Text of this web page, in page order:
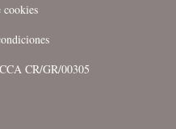
CR/GR/00305